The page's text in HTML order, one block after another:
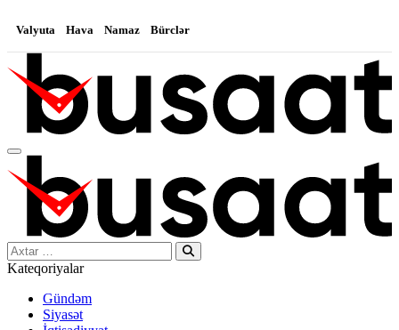
Valyuta Hava Namaz Bürclər
Search…
Kateqoriyalar
Gündəm
Siyasət